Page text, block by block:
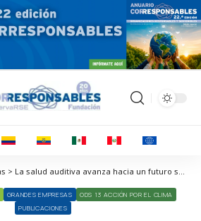
Corresponsables > Noticias > La salud auditiva avanza hacia un futuro sostenible
GRANDES EMPRESAS
ODS 13 ACCIÓN POR EL CLIMA
PUBLICACIONES